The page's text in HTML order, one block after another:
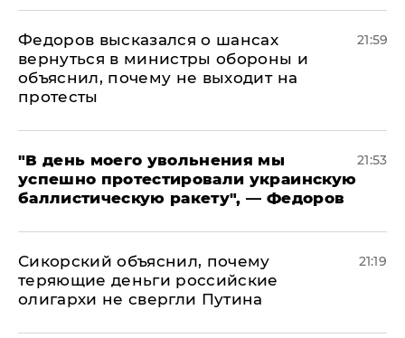
Федоров высказался о шансах
вернуться в министры обороны и
объяснил, почему не выходит на
протесты
21:59
​"В день моего увольнения мы
успешно протестировали украинскую
баллистическую ракету", — Федоров
21:53
Сикорский объяснил, почему
теряющие деньги российские
олигархи не свергли Путина
21:19